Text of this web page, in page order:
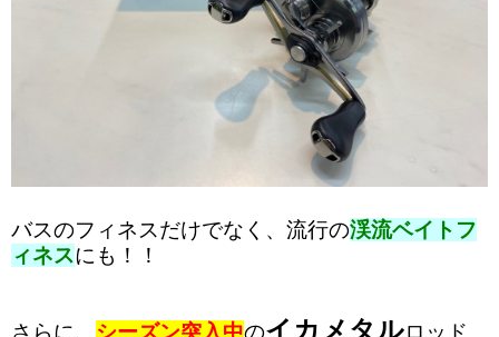
バスのフィネスだけでなく、流行の渓流ベイトフ
ィネスにも！！
さらに、 シーズン突入中のイカメタルロッド